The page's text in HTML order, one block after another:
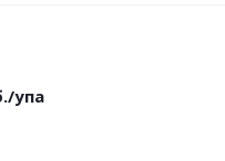
/упа